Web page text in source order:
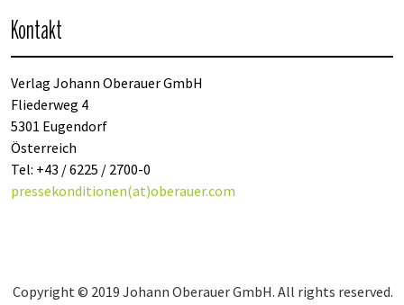
Kontakt
Verlag Johann Oberauer GmbH
Fliederweg 4
5301 Eugendorf
Österreich
Tel: +43 / 6225 / 2700-0
pressekonditionen(at)oberauer.com
Copyright © 2019 Johann Oberauer GmbH. All rights reserved.